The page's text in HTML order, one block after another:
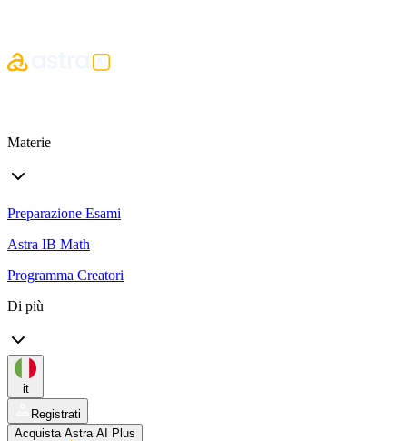
Materie
Preparazione Esami
Astra IB Math
Programma Creatori
Di più
it
Registrati
Acquista Astra AI Plus